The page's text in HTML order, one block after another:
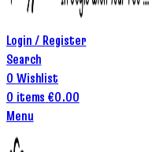
Login / Register
Search
0 Wishlist
0 items €0.00
Menu